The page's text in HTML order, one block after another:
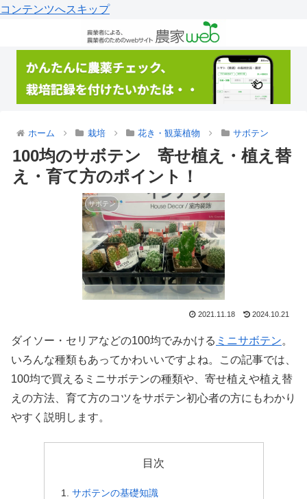
コンテンツへスキップ
ホーム 栽培 花き・観葉植物 サボテン
100均のサボテン 寄せ植え・植え替
え・育て方のポイント！
サボテン
2021.11.18 2024.10.21
ダイソー・セリアなどの100均でみかける ミニサボテン。
いろんな種類もあってかわいいですよね。この記事では、
100均で買えるミニサボテンの種類や、寄せ植えや植え替
えの方法、育て方のコツをサボテン初心者の方にもわかり
やすく説明します。
目次
サボテンの基礎知識